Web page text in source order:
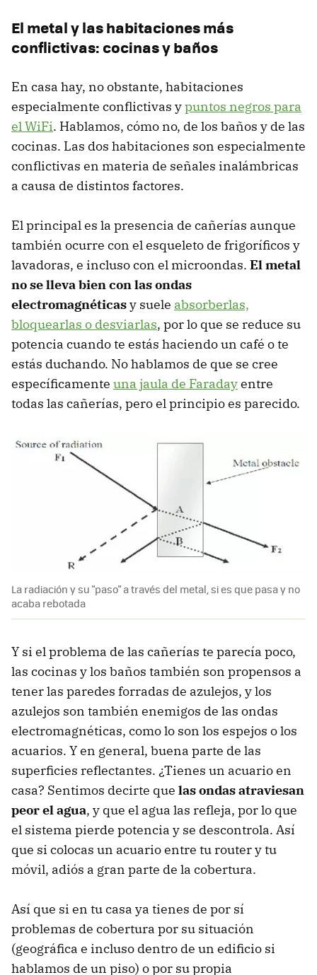
El metal y las habitaciones más
conflictivas: cocinas y baños
En casa hay, no obstante, habitaciones
especialmente conflictivas ypuntos negros para
el WiFi. Hablamos, cómo no, de los baños y de las
cocinas. Las dos habitaciones son especialmente
conflictivas en materia de señales inalámbricas
a causa de distintos factores.
El principal es la presencia de cañerías aunque
también ocurre con el esqueleto de frigoríficos y
lavadoras, e incluso con el microondas. El metal
no se lleva bien con las ondas
electromagnéticasy suele absorberlas,
bloquearlas o desviarlas, por lo que se reduce su
potencia cuando te estás haciendo un café o te
estás duchando. No hablamos de que se cree
específicamente una jaula de Faradayentre
todas las cañerías, pero el principio es parecido.
La radiación y su "paso" a través del metal, si es que pasa y no
acaba rebotada
Y si el problema de las cañerías te parecía poco,
las cocinas y los baños también son propensos a
tener las paredes forradas de azulejos, y los
azulejos son también enemigos de las ondas
electromagnéticas, como lo son los espejos o los
acuarios. Y en general, buena parte de las
superficies reflectantes. ¿Tienes un acuario en
casa? Sentimos decirte que las ondas atraviesan
peor el agua, y que el agua las refleja, por lo que
el sistema pierde potencia y se descontrola. Así
que si colocas un acuario entre tu router y tu
móvil, adiós a gran parte de la cobertura.
Así que si en tu casa ya tienes de por sí
problemas de cobertura por su situación
(geográfica e incluso dentro de un edificio si
hablamos de un piso) o por su propia